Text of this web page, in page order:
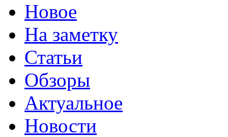
Новое
На заметку
Статьи
Обзоры
Актуальное
Новости